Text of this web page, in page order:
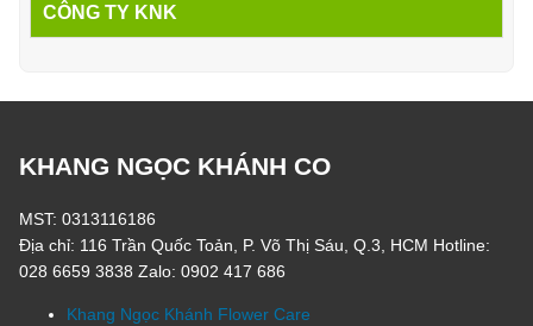
CÔNG TY KNK
KHANG NGỌC KHÁNH CO
MST: 0313116186
Địa chỉ: 116 Trần Quốc Toản, P. Võ Thị Sáu, Q.3, HCM Hotline:
028 6659 3838 Zalo: 0902 417 686
Khang Ngọc Khánh Flower Care